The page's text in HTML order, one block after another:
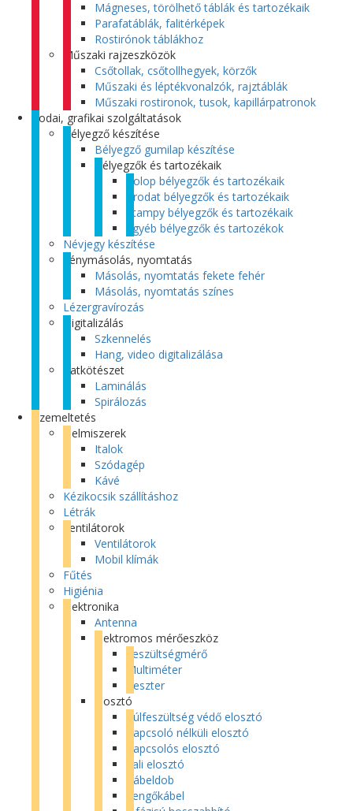
Mágneses, törölhető táblák és tartozékaik
Parafatáblák, falitérképek
Rostirónok táblákhoz
Műszaki rajzeszközök
Csőtollak, csőtollhegyek, körzők
Műszaki és léptékvonalzók, rajztáblák
Műszaki rostironok, tusok, kapillárpatronok
Irodai, grafikai szolgáltatások
Bélyegző készítése
Bélyegző gumilap készítése
Bélyegzők és tartozékaik
Colop bélyegzők és tartozékaik
Trodat bélyegzők és tartozékaik
Stampy bélyegzők és tartozékaik
Egyéb bélyegzők és tartozékok
Névjegy készítése
Fénymásolás, nyomtatás
Másolás, nyomtatás fekete fehér
Másolás, nyomtatás színes
Lézergravírozás
Digitalizálás
Szkennelés
Hang, video digitalizálása
Iratkötészet
Laminálás
Spirálozás
Üzemeltetés
Élelmiszerek
Italok
Szódagép
Kávé
Kézikocsik szállításhoz
Létrák
Ventilátorok
Ventilátorok
Mobil klímák
Fűtés
Higiénia
Elektronika
Antenna
Elektromos mérőeszköz
Feszültségmérő
Multiméter
Teszter
Elosztó
Túlfeszültség védő elosztó
Kapcsoló nélküli elosztó
Kapcsolós elosztó
Fali elosztó
Kábeldob
Lengőkábel